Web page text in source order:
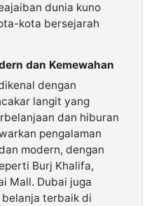
dunia kuno
kota bersejarah
dan Kemewahan
dengan
langit yang
dan hiburan
pengalaman
modern, dengan
Burj Khalifa,
Mall. Dubai juga
terbaik di